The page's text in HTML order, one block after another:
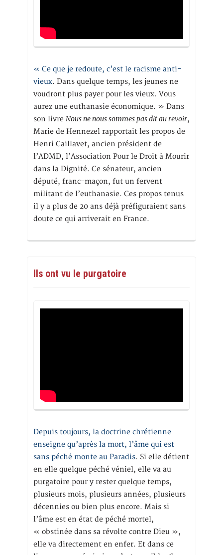
« Ce que je redoute, c’est le racisme anti-
vieux. Dans quelque temps, les jeunes ne
voudront plus payer pour les vieux. Vous
aurez une euthanasie économique. » Dans
son livre Nous ne nous sommes pas dit au revoir,
Marie de Hennezel rapportait les propos de
Henri Caillavet, ancien président de
l’ADMD, l’Association Pour le Droit à Mourir
dans la Dignité. Ce sénateur, ancien
député, franc-maçon, fut un fervent
militant de l’euthanasie. Ces propos tenus
il y a plus de 20 ans déjà préfiguraient sans
doute ce qui arriverait en France.
Ils ont vu le purgatoire
Depuis toujours, la doctrine chrétienne
enseigne qu’après la mort, l’âme qui est
sans péché monte au Paradis. Si elle détient
en elle quelque péché véniel, elle va au
purgatoire pour y rester quelque temps,
plusieurs mois, plusieurs années, plusieurs
décennies ou bien plus encore. Mais si
l’âme est en état de péché mortel,
« obstinée dans sa révolte contre Dieu »,
elle va directement en enfer. Et dans ce